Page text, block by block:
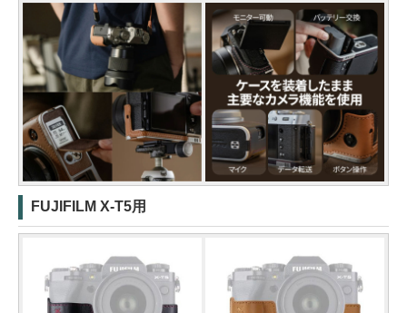
FUJIFILM X-T5用